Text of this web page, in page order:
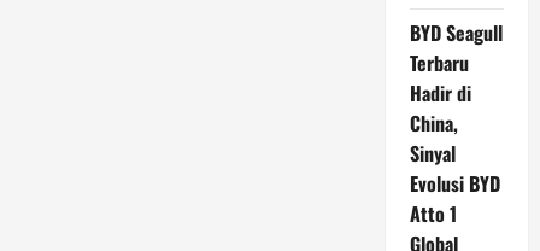
BYD Seagull
Terbaru
Hadir di
China,
Sinyal
Evolusi BYD
Atto 1
Global